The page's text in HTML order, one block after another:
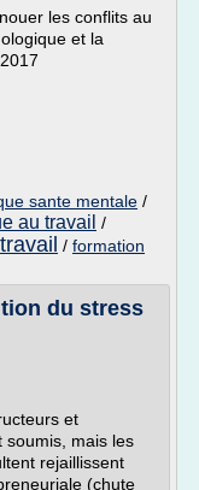
les conflits au
et la
sante mentale /
au travail /
/ formation
du stress
et
soumis, mais les
rejaillissent
(chute